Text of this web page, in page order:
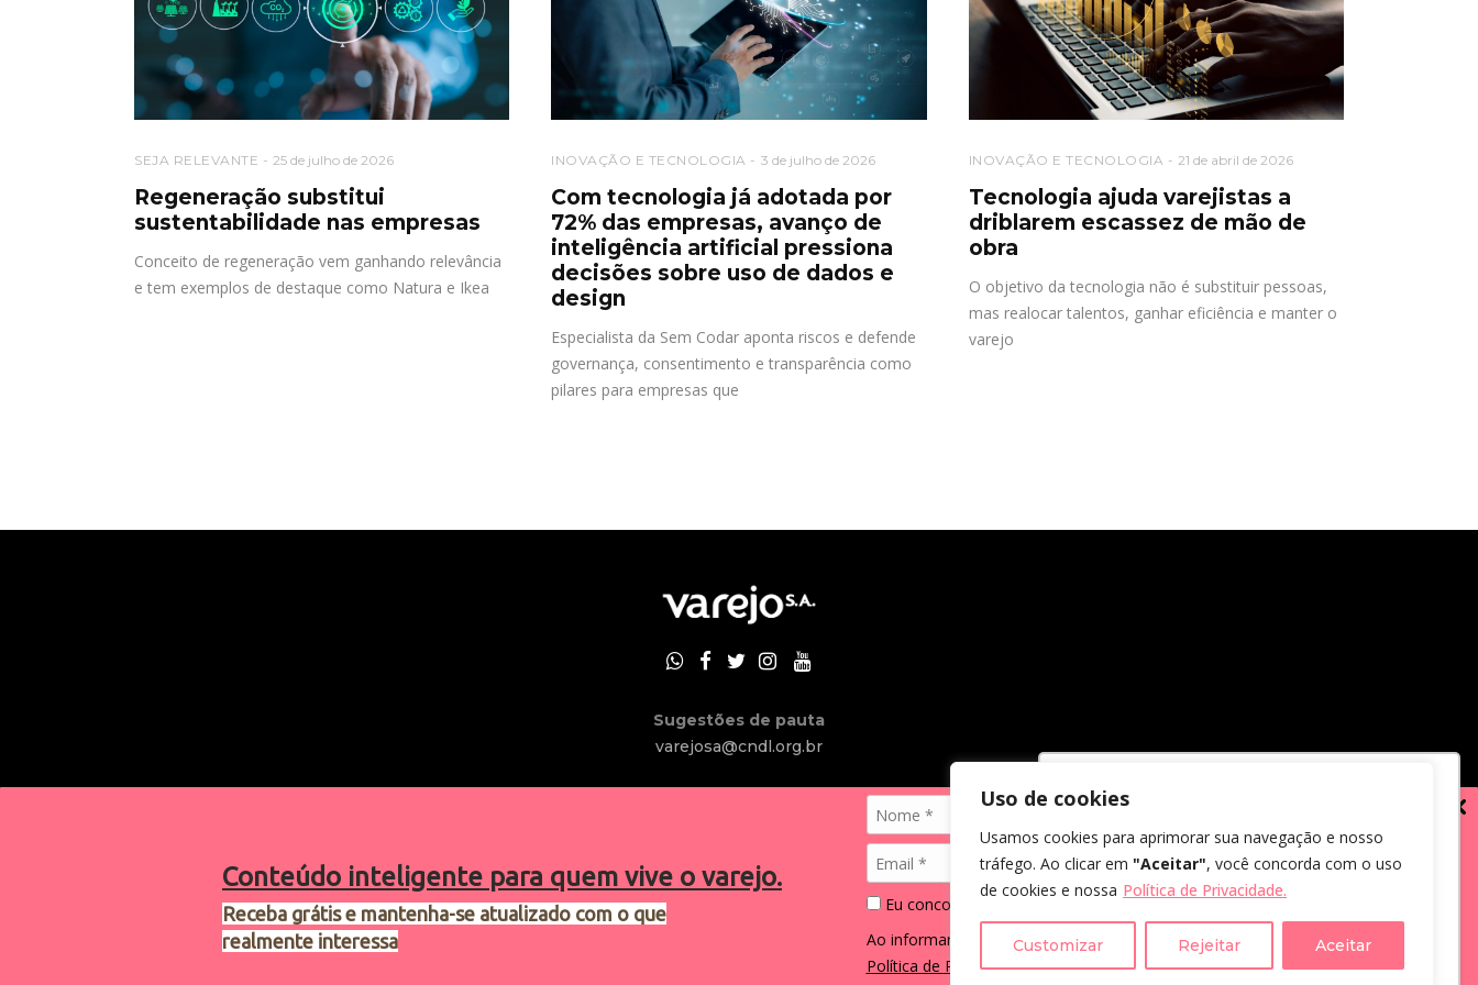
Conteúdo inteligente para quem vive o varejo.
Receba grátis e mantenha-se atualizado com o que
realmente interessa
Eu concordo em receber comunicações.
Ao informar meus dados, eu concordo com a
Política de Privacidade.
Utilizamos cookies para oferecer melhor
experiência, melhorar o desempenho,
analisar como você interage em nosso
site e personalizar conteúdo.
Recusar Cookies Aceitar Cookies
Uso de cookies
Usamos cookies para aprimorar sua navegação e nosso
tráfego. Ao clicar em "Aceitar", você concorda com o uso
de cookies e nossa Política de Privacidade.
Customizar Rejeitar Aceitar
SEJA RELEVANTE 25 de julho de 2026
Regeneração substitui
sustentabilidade nas empresas
Conceito de regeneração vem ganhando relevância
e tem exemplos de destaque como Natura e Ikea
INOVAÇÃO E TECNOLOGIA 3 de julho de 2026
Com tecnologia já adotada por
72% das empresas, avanço de
inteligência artificial pressiona
decisões sobre uso de dados e
design
Especialista da Sem Codar aponta riscos e defende
governança, consentimento e transparência como
pilares para empresas que
INOVAÇÃO E TECNOLOGIA 21 de abril de 2026
Tecnologia ajuda varejistas a
driblarem escassez de mão de
obra
O objetivo da tecnologia não é substituir pessoas,
mas realocar talentos, ganhar eficiência e manter o
varejo
Sugestões de pauta
varejosa@cndl.org.br
2024®. Todos os direitos reservados.